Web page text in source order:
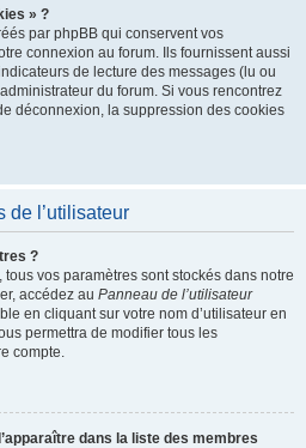
» ?
par phpBB qui conservent vos
connexion au forum. Ils fournissent aussi
de lecture des messages (lu ou
du forum. Si vous rencontrez
déconnexion, la suppression des cookies
de l’utilisateur
?
vos paramètres sont stockés dans notre
accédez au Panneau de l’utilisateur
en cliquant sur votre nom d’utilisateur en
permettra de modifier tous les
compte.
dans la liste des membres